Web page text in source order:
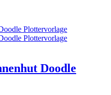
Doodle